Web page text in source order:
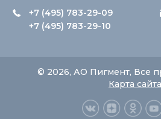
+7 (495) 783-29-09
+7 (495) 783-29-10
© 2026, АО Пигмент, Все
Карта сайта